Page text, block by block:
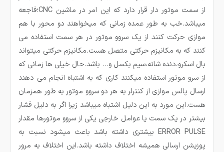
از سمت موتور دار قرار دارد که این امر در ماشین CNC؛فاجعه
میباشد.خب به طور عمده زمانی که میخواهند دو محور با هم
موازی حرکت کنند از یک سروو موتور در هر سمت استفاده می
کنند که به مکانیزم حرکتی متصل هست.مکانیزم حرکتی میتواند
بال اسکرو،دنده شانه،سیم بکسل و… باشد.حال خیلی ها زمانی که
از سرو موتور استفاده میکنند کاری که به اشتباه انجام می دهند
ارسال پالس موازی از کنترلر به هر دو سروو موتور به طور همزمان
هست.این مورد به این دلیل اشتباه میباشد زیرا اگر به دلیل فشار
بیشتر در یک سمت یا عوامل خارجی یکی از سروو موتورها مقدار
ERROR PULSE بیشتری داشته باشد باعث میشود نسبت به
پوزیشن ارسالی همیشه اختلاف داشته باشد.این اختلاف به مرور